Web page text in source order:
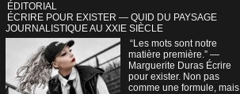
ÉDITORIAL
ÉCRIRE POUR EXISTER — QUID DU PAYSAGE
JOURNALISTIQUE AU XXIE SIÈCLE
“Les mots sont notre
matière première.” —
Marguerite Duras Écrire
pour exister. Non pas
comme une formule, mais